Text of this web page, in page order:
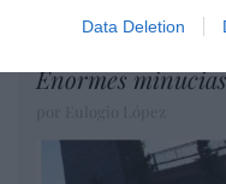
Data Deletion
Enormes minucias